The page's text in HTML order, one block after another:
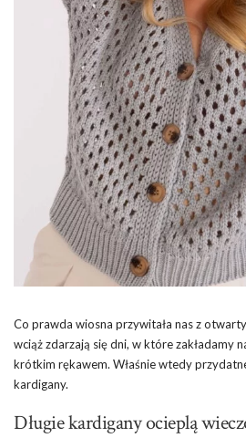
Co prawda wiosna przywitała nas z
wciąż zdarzają się dni, w które zakładamy
krótkim rękawem. Właśnie wtedy
kardigany.
Długie kardigany ocieplą